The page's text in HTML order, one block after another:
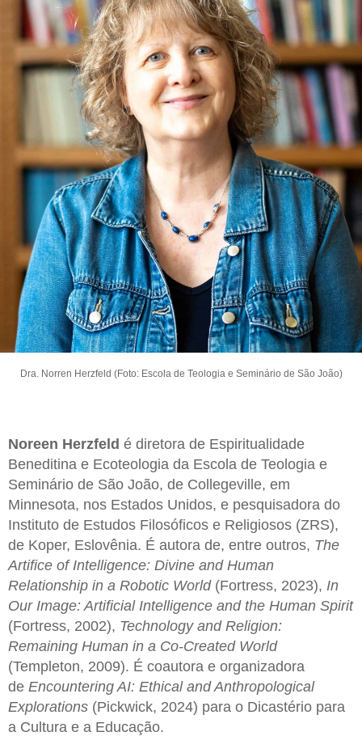
Dra. Norren Herzfeld (Foto: Escola de Teologia e Seminário de São João)
Noreen Herzfeld é diretora de Espiritualidade
Beneditina e Ecoteologia da Escola de Teologia e
Seminário de São João, de Collegeville, em
Minnesota, nos Estados Unidos, e pesquisadora do
Instituto de Estudos Filosóficos e Religiosos (ZRS),
de Koper, Eslovênia. É autora de, entre outros, The
Artifice of Intelligence: Divine and Human
Relationship in a Robotic World (Fortress, 2023), In
Our Image: Artificial Intelligence and the Human Spirit
(Fortress, 2002), Technology and Religion:
Remaining Human in a Co-Created World
(Templeton, 2009). É coautora e organizadora
de Encountering AI: Ethical and Anthropological
Explorations (Pickwick, 2024) para o Dicastério para
a Cultura e a Educação.